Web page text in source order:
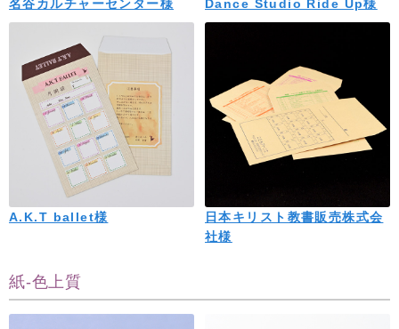
名谷カルチャーセンター様 Dance Studio Ride Up様
A.K.T ballet様
日本キリスト教書販売株式会
社様
紙-色上質